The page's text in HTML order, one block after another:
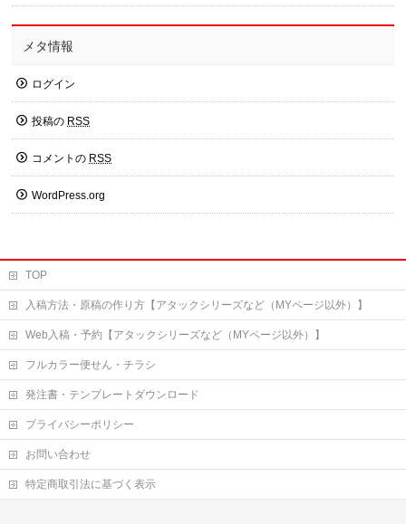
メタ情報
ログイン
投稿の RSS
コメントの RSS
WordPress.org
TOP
入稿方法・原稿の作り方【アタックシリーズなど（MYページ以外）】
Web入稿・予約【アタックシリーズなど（MYページ以外）】
フルカラー便せん・チラシ
発注書・テンプレートダウンロード
プライバシーポリシー
お問い合わせ
特定商取引法に基づく表示